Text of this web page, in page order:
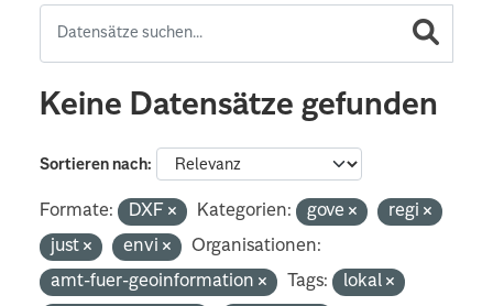
Keine Datensätze gefunden
Sortieren nach
Formate: DXF Kategorien: gove
regi
just
envi
Organisationen:
amt-fuer-geoinformation
Tags:
lokal